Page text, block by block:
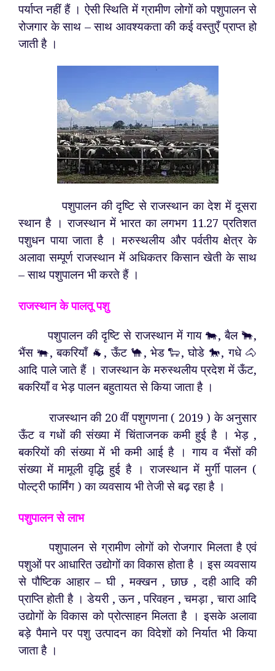
पर्याप्त नहीं हैं । ऐसी स्थिति में ग्रामीण लोगों को पशुपालन से
रोजगार के साथ – साथ आवश्यकता की कई वस्तुएँ प्राप्त हो
जाती है ।
पशुपालन की दृष्टि से राजस्थान का देश में दूसरा
स्थान है । राजस्थान में भारत का लगभग 11.27 प्रतिशत
पशुधन पाया जाता है । मरुस्थलीय और पर्वतीय क्षेत्र के
अलावा सम्पूर्ण राजस्थान में अधिकतर किसान खेती के साथ
– साथ पशुपालन भी करते हैं ।
राजस्थान के पालतू पशु
पशुपालन की दृष्टि से राजस्थान में गाय 🐄, बैल 🐂,
भैंस 🐃, बकरियाँ 🐐, ऊँट 🐪, भेड 🐑, घोडे 🐎, गधे 🐴
आदि पाले जाते हैं । राजस्थान के मरुस्थलीय प्रदेश में ऊँट,
बकरियाँ व भेड़ पालन बहुतायत से किया जाता है ।
राजस्थान की 20 वीं पशुगणना ( 2019 ) के अनुसार
ऊँट व गधों की संख्या में चिंताजनक कमी हुई है । भेड़ ,
बकरियों की संख्या में भी कमी आई है । गाय व भैंसों की
संख्या में मामूली वृद्धि हुई है । राजस्थान में मुर्गी पालन (
पोल्ट्री फार्मिंग ) का व्यवसाय भी तेजी से बढ़ रहा है ।
पशुपालन से लाभ
पशुपालन से ग्रामीण लोगों को रोजगार मिलता है एवं
पशुओं पर आधारित उद्योगों का विकास होता है । इस व्यवसाय
से पौष्टिक आहार – घी , मक्खन , छाछ , दही आदि की
प्राप्ति होती है । डेयरी , ऊन , परिवहन , चमड़ा , चारा आदि
उद्योगों के विकास को प्रोत्साहन मिलता है । इसके अलावा
बड़े पैमाने पर पशु उत्पादन का विदेशों को निर्यात भी किया
जाता है ।